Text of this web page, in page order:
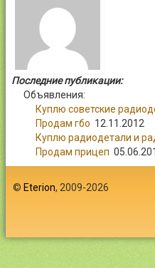
Последние публикации:
Объявления:
Куплю советские
Продам гбо 12.11.2012
Куплю радиодетали и
Продам прицеп
© Eterion, 2009-2026